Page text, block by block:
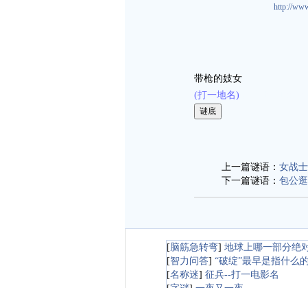
http://
带枪的妓女
(打一地名)
上一篇谜语： 女战
下一篇谜语： 包公
[脑筋急转弯] 地球上哪一部分绝
[智力问答] “破绽”最早是指什么
[名称迷] 征兵--打一电影名